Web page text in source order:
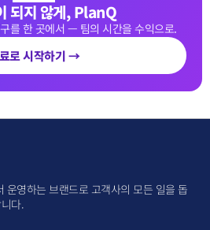
되지 않게, PlanQ
구를 한 곳에서 — 팀의 시간을 수익으로.
로 시작하기 →
운영하는 브랜드로 고객사의 모든 일을 돕
다.